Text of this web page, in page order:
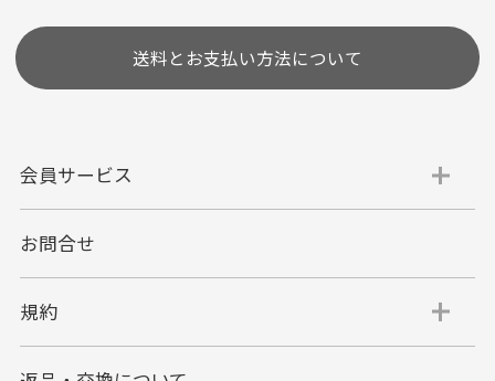
代金引換
代引手数料一律400円
送料とお支払い方法について
会員サービス
お問合せ
規約